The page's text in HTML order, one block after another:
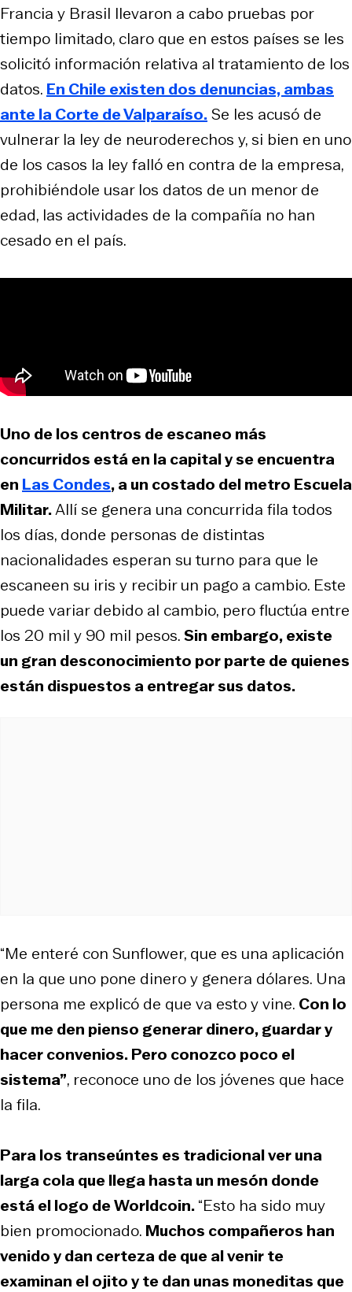
Francia y Brasil llevaron a cabo pruebas por
tiempo limitado, claro que en estos países se les
solicitó información relativa al tratamiento de los
datos. En Chile existen dos denuncias, ambas
ante la Corte de Valparaíso.Se les acusó de
vulnerar la ley de neuroderechos y, si bien en uno
de los casos la ley falló en contra de la empresa,
prohibiéndole usar los datos de un menor de
edad, las actividades de la compañía no han
cesado en el país.
Uno de los centros de escaneo más
concurridos está en la capital y se encuentra
en Las Condes, a un costado del metro Escuela
Militar.Allí se genera una concurrida fila todos
los días, donde personas de distintas
nacionalidades esperan su turno para que le
escaneen su iris y recibir un pago a cambio. Este
puede variar debido al cambio, pero fluctúa entre
los 20 mil y 90 mil pesos.Sin embargo, existe
un gran desconocimiento por parte de quienes
están dispuestos a entregar sus datos.
“Me enteré con Sunflower, que es una aplicación
en la que uno pone dinero y genera dólares. Una
persona me explicó de que va esto y vine. Con lo
que me den pienso generar dinero, guardar y
hacer convenios. Pero conozco poco el
sistema”, reconoce uno de los jóvenes que hace
la fila.
Para los transeúntes es tradicional ver una
larga cola que llega hasta un mesón donde
está el logo de Worldcoin.“Esto ha sido muy
bien promocionado. Muchos compañeros han
venido y dan certeza de que al venir te
examinan el ojito y te dan unas moneditas que